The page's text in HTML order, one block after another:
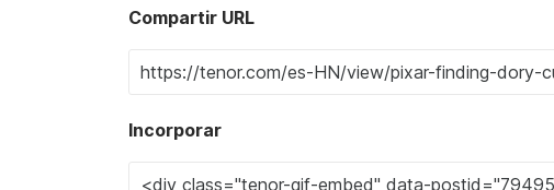
Compartir URL
Incorporar